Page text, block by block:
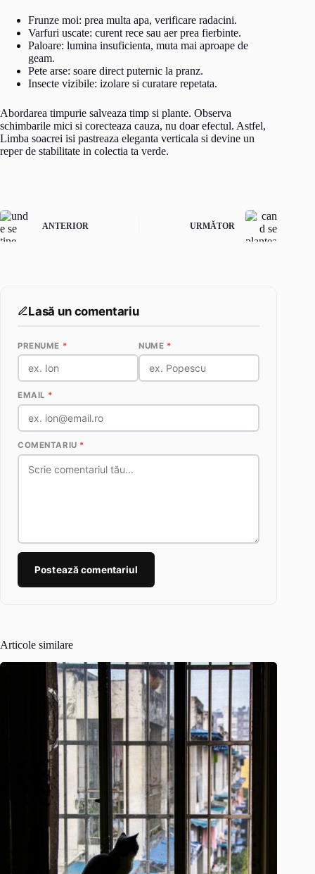
Frunze moi: prea multa apa, verificare radacini.
Varfuri uscate: curent rece sau aer prea fierbinte.
Paloare: lumina insuficienta, muta mai aproape de
geam.
Pete arse: soare direct puternic la pranz.
Insecte vizibile: izolare si curatare repetata.
Abordarea timpurie salveaza timp si plante. Observa
schimbarile mici si corecteaza cauza, nu doar efectul. Astfel,
Limba soacrei isi pastreaza eleganta verticala si devine un
reper de stabilitate in colectia ta verde.
ANTERIOR URMĂTOR
Lasă un comentariu
PRENUME * NUME *
EMAIL *
COMENTARIU *
Postează comentariul
Articole similare